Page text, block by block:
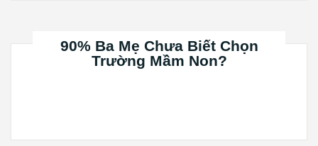
90% Ba Mẹ Chưa Biết Chọn
Trường Mầm Non?